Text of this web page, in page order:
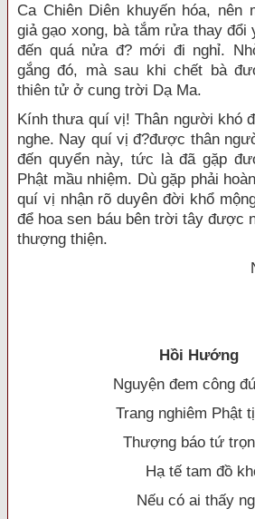
Ca Chiên Diên khuyến hóa, nên
giả gạo xong, bà tắm rửa thay đổi
đến quá nửa đ? mới đi nghỉ.
gắng đó, mà sau khi chết bà
thiên tử ở cung trời Dạ Ma.
Kính thưa quí vị! Thân người khó
nghe. Nay quí vị đ?được thân
đến quyển này, tức là đã gặp
Phật mầu nhiệm. Dù gặp phải
quí vị nhận rõ duyên đời khổ
để hoa sen báu bên trời tây được
thượng thiện.
Hồi Hướng
Nguyện đem công
Trang nghiêm Phật
Thượng báo tứ
Hạ tế tam đồ
Nếu có ai thấy